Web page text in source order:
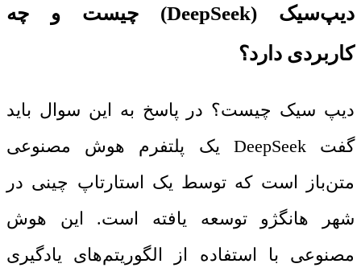
دیپ‌سیک (DeepSeek) چیست و چه
کاربردی دارد؟
دیپ سیک چیست؟ در پاسخ به این سوال باید
گفت DeepSeek یک پلتفرم هوش مصنوعی
متن‌باز است که توسط یک استارتاپ چینی در
شهر هانگژو توسعه یافته است. این هوش
مصنوعی با استفاده از الگوریتم‌های یادگیری